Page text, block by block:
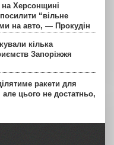
на Херсонщині
“вільне
на авто, — Прокудін
кілька
Запоріжжя
ракети для
цього не достатньо,